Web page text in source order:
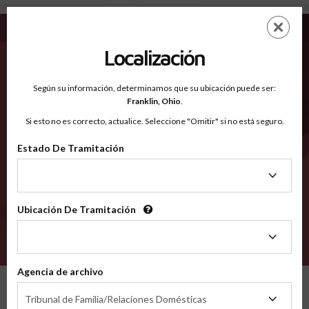
Pulaski VA - Condados Reconocidos
EN
Condados Reconocidos
2600
Localización
Según su información, determinamos que su ubicación puede ser:
Franklin, Ohio.
Si esto no es correcto, actualice. Seleccione "Omitir" si no está seguro.
Estado De Tramitación
Tramitación
Ubicación De Tramitación
Tramitación
Agencia de archivo
Tribunal de Familia/Relaciones Domésticas
de